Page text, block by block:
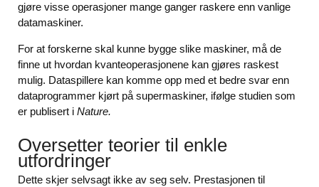
gjøre visse operasjoner mange ganger raskere enn vanlige
datamaskiner.
For at forskerne skal kunne bygge slike maskiner, må de
finne ut hvordan kvanteoperasjonene kan gjøres raskest
mulig. Dataspillere kan komme opp med et bedre svar enn
dataprogrammer kjørt på supermaskiner, ifølge studien som
er publisert i Nature.
Oversetter teorier til enkle
utfordringer
Dette skjer selvsagt ikke av seg selv. Prestasjonen til